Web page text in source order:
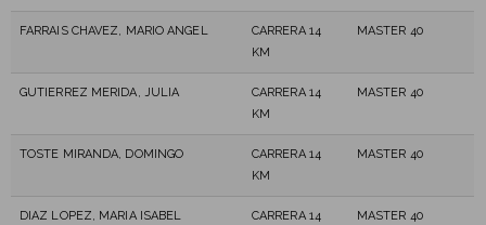
FARRAIS CHAVEZ, MARIO ANGEL
CARRERA 14
KM
MASTER 40
GUTIERREZ MERIDA, JULIA
CARRERA 14
KM
MASTER 40
TOSTE MIRANDA, DOMINGO
CARRERA 14
KM
MASTER 40
DIAZ LOPEZ, MARIA ISABEL
CARRERA 14
MASTER 40